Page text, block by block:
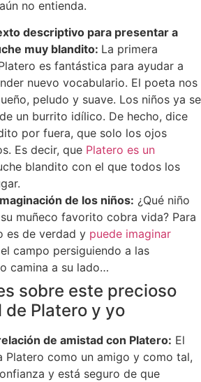
no entienda.
descriptivo para presentar a
muy blandito: La primera
es fantástica para ayudar a
nuevo vocabulario. El poeta nos
peludo y suave. Los niños ya se
un burrito idílico. De hecho, dice
por fuera, que solo los ojos
Es decir, que Platero es un
blandito con el que todos los
de los niños: ¿Qué niño
muñeco favorito cobra vida? Para
es de verdad y puede imaginar
campo persiguiendo a las
camina a su lado…
sobre este precioso
Platero y yo
de amistad con Platero: El
Platero como un amigo y como tal,
y está seguro de que